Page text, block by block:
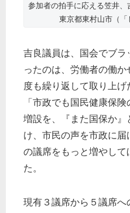
参加者の拍手に応える笠井、
東京都東村山市（「
吉良議員は、国会でブラ
ったのは、労働者の働
度も繰り返して取り上げ
「市政でも国民健康保
増設を、『また国保か
け、市民の声を市政に届
の議席をもっと増やして
た。
現有３議席から５議席へ